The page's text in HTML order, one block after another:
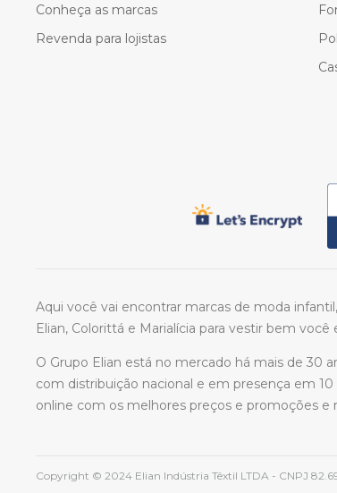
Conheça as marcas
Revenda para lojistas
Aqui você vai encontrar marcas de moda
Elian, Colorittá e Marialícia para vestir bem você
O Grupo Elian está no mercado há mais de 30
com distribuição nacional e em presença em
online com os melhores preços e promoções e
Copyright © 2024 Elian Indústria Têxtil LTDA - CNPJ